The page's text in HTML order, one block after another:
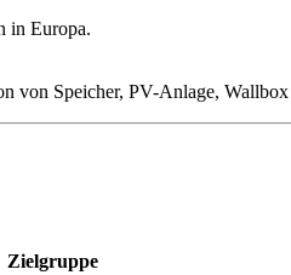
in Europa.
von Speicher, PV-Anlage,
Zielgruppe